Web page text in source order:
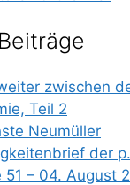
zwischen
Teil 2
Neumüller
der
51 – 04. August